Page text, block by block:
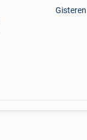
Gisteren